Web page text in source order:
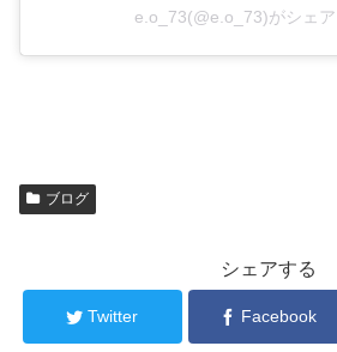
e.o_73(@e.o_73)がシェ
ブログ
シェアする
Twitter Facebook